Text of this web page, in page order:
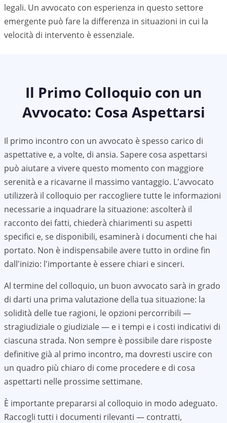
legali. Un avvocato con esperienza in questo settore
emergente può fare la differenza in situazioni in cui la
velocità di intervento è essenziale.
Il Primo Colloquio con un
Avvocato: Cosa Aspettarsi
Il primo incontro con un avvocato è spesso carico di
aspettative e, a volte, di ansia. Sapere cosa aspettarsi
può aiutare a vivere questo momento con maggiore
serenità e a ricavarne il massimo vantaggio. L'avvocato
utilizzerà il colloquio per raccogliere tutte le informazioni
necessarie a inquadrare la situazione: ascolterà il
racconto dei fatti, chiederà chiarimenti su aspetti
specifici e, se disponibili, esaminerà i documenti che hai
portato. Non è indispensabile avere tutto in ordine fin
dall'inizio: l'importante è essere chiari e sinceri.
Al termine del colloquio, un buon avvocato sarà in grado
di darti una prima valutazione della tua situazione: la
solidità delle tue ragioni, le opzioni percorribili —
stragiudiziale o giudiziale — e i tempi e i costi indicativi di
ciascuna strada. Non sempre è possibile dare risposte
definitive già al primo incontro, ma dovresti uscire con
un quadro più chiaro di come procedere e di cosa
aspettarti nelle prossime settimane.
È importante prepararsi al colloquio in modo adeguato.
Raccogli tutti i documenti rilevanti — contratti,